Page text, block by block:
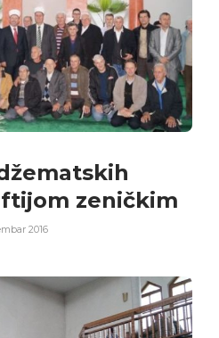
zeničkim
2016